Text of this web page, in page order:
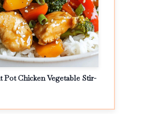
Pot Chicken Vegetable Stir-